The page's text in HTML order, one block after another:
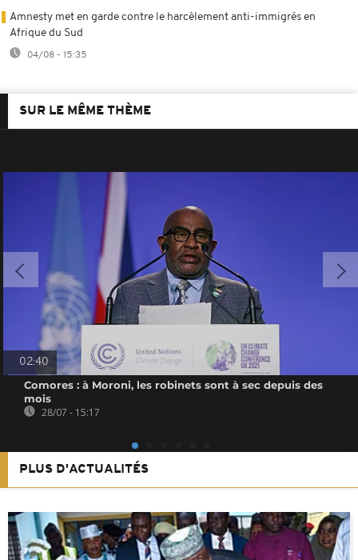
Amnesty met en garde contre le harcèlement anti-immigrés en
Afrique du Sud
04/08 - 15:35
SUR LE MÊME THÈME
02:40
Comores : à Moroni, les robinets sont à sec depuis des
mois
28/07 - 15:17
PLUS D'ACTUALITÉS